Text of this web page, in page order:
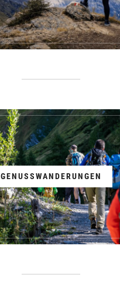
GENUSSWANDERUNGEN